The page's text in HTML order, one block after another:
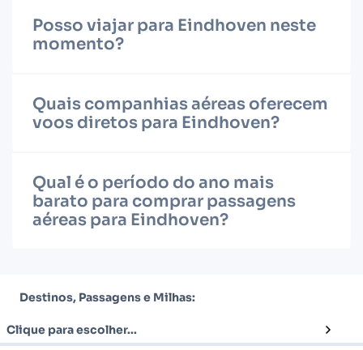
Posso viajar para Eindhoven neste
momento?
Quais companhias aéreas oferecem
voos diretos para Eindhoven?
Qual é o período do ano mais
barato para comprar passagens
aéreas para Eindhoven?
Destinos, Passagens e Milhas:
Clique para escolher...